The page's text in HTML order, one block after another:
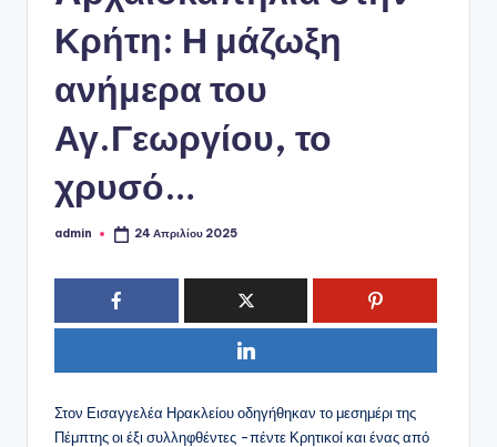
P
Κρήτη: Η μάζωξη
ανήμερα του
Αγ.Γεωργίου, το
χρυσό…
Συγγραφέας:
admin 24 Απριλίου 2025
Στον Εισαγγελέα Ηρακλείου οδηγήθηκαν το μεσημέρι της
Πέμπτης οι έξι συλληφθέντες -πέντε Κρητικοί και ένας από